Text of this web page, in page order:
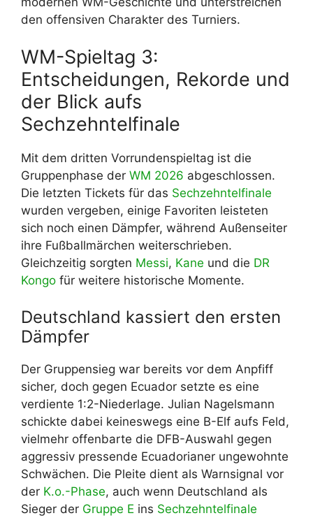
den offensiven Charakter des Turniers.
WM-Spieltag 3:
Entscheidungen, Rekorde und
der Blick aufs
Sechzehntelfinale
Mit dem dritten Vorrundenspieltag ist die
Gruppenphase der WM 2026 abgeschlossen.
Die letzten Tickets für das Sechzehntelfinale
wurden vergeben, einige Favoriten leisteten
sich noch einen Dämpfer, während Außenseiter
ihre Fußballmärchen weiterschrieben.
Gleichzeitig sorgten Messi, Kane und die DR
Kongo für weitere historische Momente.
Deutschland kassiert den ersten
Dämpfer
Der Gruppensieg war bereits vor dem Anpfiff
sicher, doch gegen Ecuador setzte es eine
verdiente 1:2-Niederlage. Julian Nagelsmann
schickte dabei keineswegs eine B-Elf aufs Feld,
vielmehr offenbarte die DFB-Auswahl gegen
aggressiv pressende Ecuadorianer ungewohnte
Schwächen. Die Pleite dient als Warnsignal vor
der K.o.-Phase, auch wenn Deutschland als
Sieger der Gruppe E ins Sechzehntelfinale